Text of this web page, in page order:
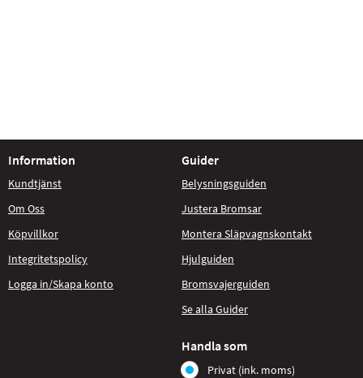
Information
Kundtjänst
Om Oss
Köpvillkor
Integritetspolicy
Logga in/Skapa konto
Guider
Belysningsguiden
Justera Bromsar
Montera Släpvagnskontakt
Hjulguiden
Bromsvajerguiden
Se alla Guider
Handla som
Privat (ink. moms)